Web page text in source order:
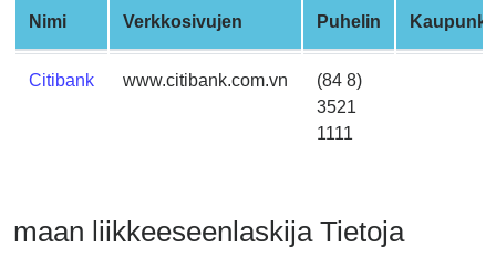
Random
Credit
Card
BIN
Nimi Verkkosivujen Puhelin Kaupunki
Citibank www.citibank.com.vn
(84 8)
3521
1111
maan liikkeeseenlaskija Tietoja